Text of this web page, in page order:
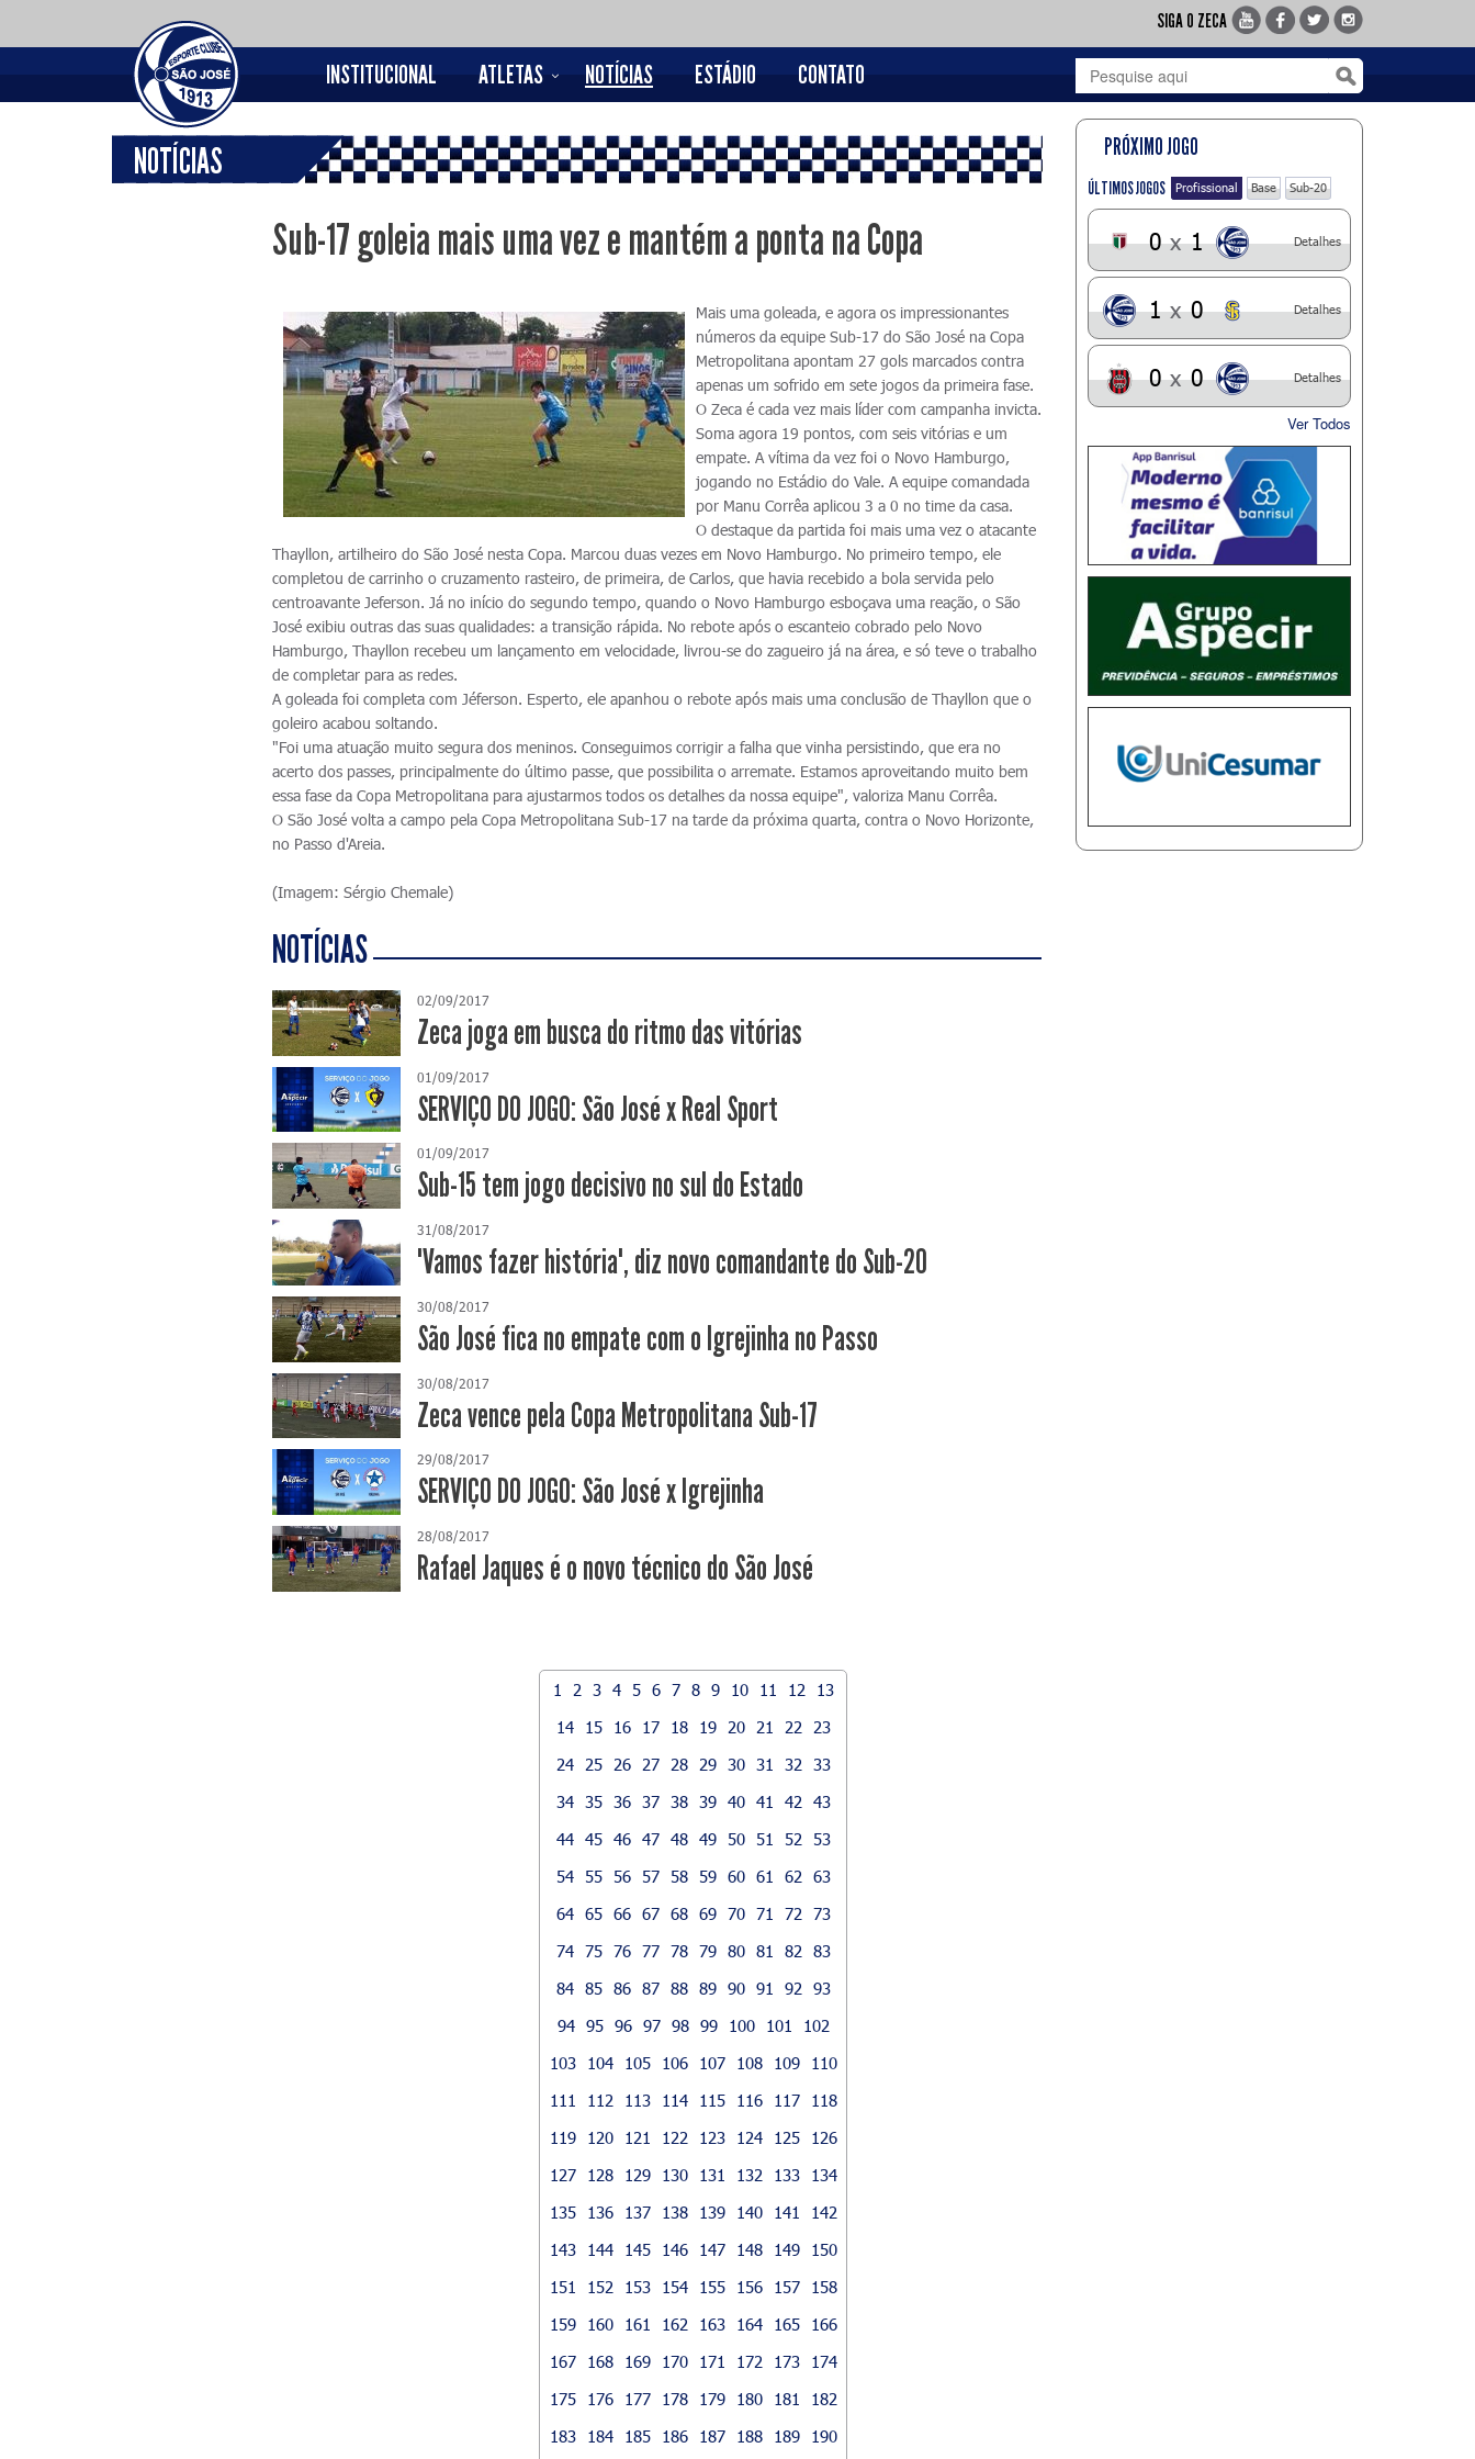
SIGA O ZECA
INSTITUCIONAL ATLETAS NOTÍCIAS ESTÁDIO CONTATO
NOTÍCIAS
Sub-17 goleia mais uma vez e mantém a ponta na Copa
Mais uma goleada, e agora os impressionantes
números da equipe Sub-17 do São José na Copa
Metropolitana apontam 27 gols marcados contra
apenas um sofrido em sete jogos da primeira fase.
O Zeca é cada vez mais líder com campanha invicta.
Soma agora 19 pontos, com seis vitórias e um
empate. A vítima da vez foi o Novo Hamburgo,
jogando no Estádio do Vale. A equipe comandada
por Manu Corrêa aplicou 3 a 0 no time da casa.
O destaque da partida foi mais uma vez o atacante
Thayllon, artilheiro do São José nesta Copa. Marcou duas vezes em Novo Hamburgo. No primeiro tempo, ele
completou de carrinho o cruzamento rasteiro, de primeira, de Carlos, que havia recebido a bola servida pelo
centroavante Jeferson. Já no início do segundo tempo, quando o Novo Hamburgo esboçava uma reação, o São
José exibiu outras das suas qualidades: a transição rápida. No rebote após o escanteio cobrado pelo Novo
Hamburgo, Thayllon recebeu um lançamento em velocidade, livrou-se do zagueiro já na área, e só teve o trabalho
de completar para as redes.
A goleada foi completa com Jéferson. Esperto, ele apanhou o rebote após mais uma conclusão de Thayllon que o
goleiro acabou soltando.
"Foi uma atuação muito segura dos meninos. Conseguimos corrigir a falha que vinha persistindo, que era no
acerto dos passes, principalmente do último passe, que possibilita o arremate. Estamos aproveitando muito bem
essa fase da Copa Metropolitana para ajustarmos todos os detalhes da nossa equipe", valoriza Manu Corrêa.
O São José volta a campo pela Copa Metropolitana Sub-17 na tarde da próxima quarta, contra o Novo Horizonte,
no Passo d'Areia.
(Imagem: Sérgio Chemale)
NOTÍCIAS
02/09/2017
Zeca joga em busca do ritmo das vitórias
01/09/2017
SERVIÇO DO JOGO: São José x Real Sport
01/09/2017
Sub-15 tem jogo decisivo no sul do Estado
31/08/2017
"Vamos fazer história", diz novo comandante do Sub-20
30/08/2017
São José fica no empate com o Igrejinha no Passo
30/08/2017
Zeca vence pela Copa Metropolitana Sub-17
29/08/2017
SERVIÇO DO JOGO: São José x Igrejinha
28/08/2017
Rafael Jaques é o novo técnico do São José
1 2 3 4 5 6 7 8 9 10 11 12
13
14
15 16 17 18 19 20 21 22
23
24
25 26 27 28 29 30 31 32
33
34 35 36 37 38 39 40 41 42
43
44 45 46 47 48 49 50 51 52
53
54 55 56 57 58 59 60 61 62
63
64 65 66 67 68 69 70 71 72
73
74 75 76 77 78 79 80 81 82
83
84 85 86 87 88 89 90 91 92
93
94 95 96 97 98 99 100 101
102
103
104 105 106 107 108 109
110
111
112 113 114 115 116 117
118
119
120 121 122 123 124 125
126
127
128 129 130 131 132 133
134
135
136 137 138 139 140 141
142
143
144 145 146 147 148 149
150
151
152 153 154 155 156 157
158
159
160 161 162 163 164 165
166
167
168 169 170 171 172 173
174
175
176 177 178 179 180 181
182
183
184 185 186 187 188 189
190
PRÓXIMO JOGO
ÚLTIMOS JOGOS Profissional Base Sub-20
0 x 1 Detalhes
1 x 0 Detalhes
0 x 0 Detalhes
Ver Todos